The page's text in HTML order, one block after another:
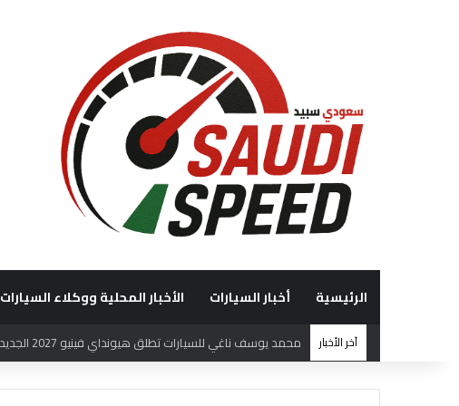
الرئيسية أخبار السيارات الأخبار المحلية ووكلاء السيارات
آخر الأخبار فريق هوندا السعودية (HRS)يختتم بطولة السعودية تويوتا صعود الهضبة بإنجازات مميزة